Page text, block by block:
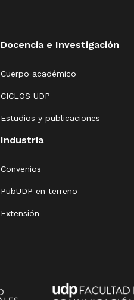
Docencia e Investigación
Cuerpo académico
CICLOS UDP
Estudios y publicaciones
Industria
Convenios
PubUDP en terreno
Extensión